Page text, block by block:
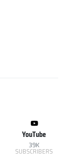
YouTube
39K
SUBSCRIBERS